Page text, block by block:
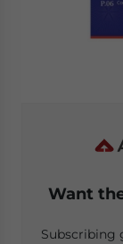
Want
Subscribing